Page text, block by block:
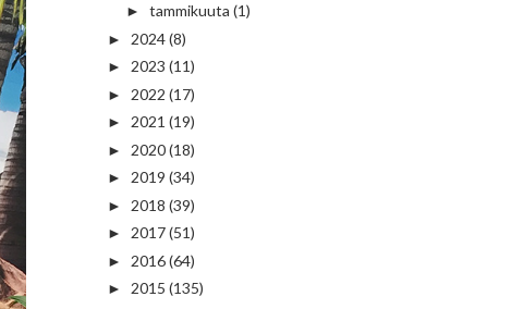
► tammikuuta (1)
► 2024(8)
► 2023 (11)
► 2022 (17)
► 2021 (19)
► 2020(18)
► 2019 (34)
► 2018 (39)
► 2017(51)
► 2016(64)
► 2015 (135)